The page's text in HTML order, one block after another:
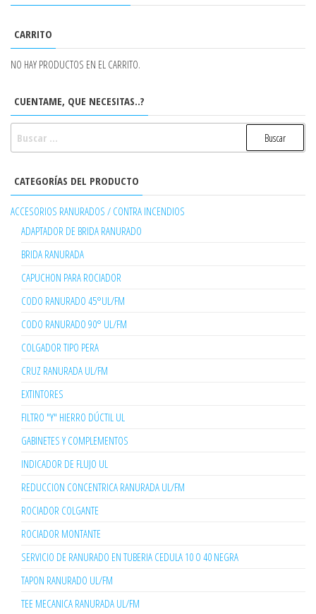
CARRITO
NO HAY PRODUCTOS EN EL CARRITO.
CUENTAME, QUE NECESITAS..?
CATEGORÍAS DEL PRODUCTO
ACCESORIOS RANURADOS / CONTRA INCENDIOS
ADAPTADOR DE BRIDA RANURADO
BRIDA RANURADA
CAPUCHON PARA ROCIADOR
CODO RANURADO 45°UL/FM
CODO RANURADO 90° UL/FM
COLGADOR TIPO PERA
CRUZ RANURADA UL/FM
EXTINTORES
FILTRO "Y" HIERRO DÚCTIL UL
GABINETES Y COMPLEMENTOS
INDICADOR DE FLUJO UL
REDUCCION CONCENTRICA RANURADA UL/FM
ROCIADOR COLGANTE
ROCIADOR MONTANTE
SERVICIO DE RANURADO EN TUBERIA CEDULA 10 O 40 NEGRA
TAPON RANURADO UL/FM
TEE MECANICA RANURADA UL/FM